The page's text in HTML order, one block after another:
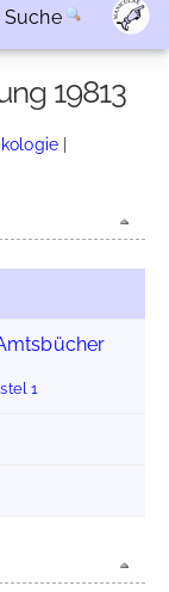
Suche
19813
|
1